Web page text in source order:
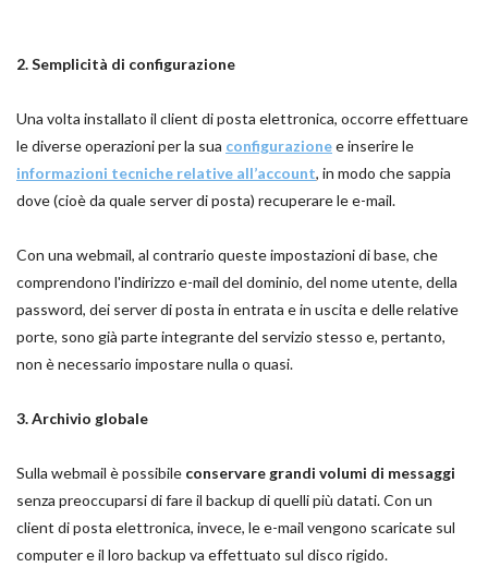
2. Semplicità di configurazione
Una volta installato il client di posta elettronica, occorre effettuare
le diverse operazioni per la sua configurazionee inserire le
informazioni tecniche relative all’account, in modo che sappia
dove (cioè da quale server di posta) recuperare le e-mail.
Con una webmail, al contrario queste impostazioni di base, che
comprendono l'indirizzo e-mail del dominio, del nome utente, della
password, dei server di posta in entrata e in uscita e delle relative
porte, sono già parte integrante del servizio stesso e, pertanto,
non è necessario impostare nulla o quasi.
3. Archivio globale
Sulla webmail è possibile conservare grandi volumi di messaggi
senza preoccuparsi di fare il backup di quelli più datati. Con un
client di posta elettronica, invece, le e-mail vengono scaricate sul
computer e il loro backup va effettuato sul disco rigido.